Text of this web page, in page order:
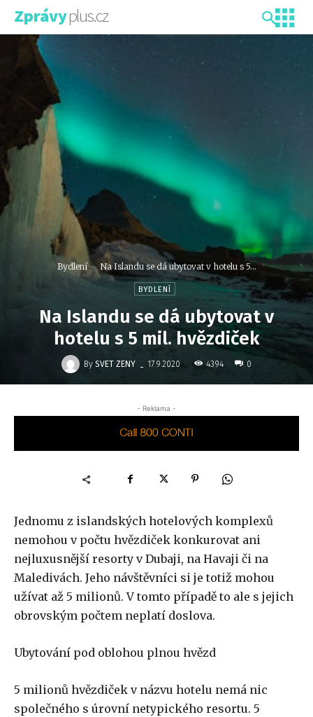
Zprávyplus.cz
Bydlení Na Islandu se dá ubytovat v hotelu s 5...
BYDLENÍ
Na Islandu se dá ubytovat v
hotelu s 5 mil. hvězdiček
By SVET ZENY - 17.9.2020 4394 0
- Reklama -
Jednomu z islandských hotelových komplexů
nemohou v počtu hvězdiček konkurovat ani
nejluxusnější resorty v Dubaji, na Havaji či na
Maledivách. Jeho návštěvníci si je totiž mohou
užívat až 5 milionů. V tomto případě to ale s jejich
obrovským počtem neplatí doslova.
Ubytování pod oblohou plnou hvězd
5 milionů hvězdiček v názvu hotelu nemá nic
společného s úrovní netypického resortu. 5